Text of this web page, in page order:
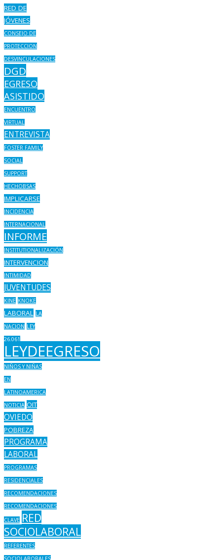
RED DE
JÓVENES
CONSEJO DE
PROTECCION
DESVINCULACIONES
DGD
EGRESO
ASISTIDO
ENCUENTRO
VIRTUAL
ENTREVISTA
FOSTER FAMILY
SOCIAL
SUPPORT
HECHOBSAS
IMPLICARSE
INCIDENCIA
INTERNACIONAL
INFORME
INSTITUTIONALIZACIÓN
INTERVENCION
INTIMIDAD
JUVENTUDES
KINE KNOKE
LABORAL LA
NACION LEY
26.061
LEYDEEGRESO
NIÑOS Y NIÑAS
EN
LATINOAMERICA
NOTICIA OIT
OVIEDO
POBREZA
PROGRAMA
LABORAL
PROGRAMAS
RESIDENCIALES
RECOMENDACIONES
RECOMENDACIONES
CLAVE RED
SOCIOLABORAL
REFERENTES
SOCIOLABORALES